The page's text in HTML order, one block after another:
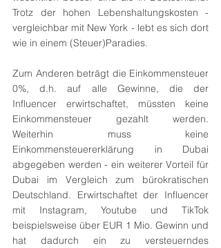
Trotz der hohen Lebenshaltungskosten -
vergleichbar mit New York - lebt es sich dort
wie in einem (Steuer)Paradies.
Zum Anderen beträgt die Einkommensteuer
0%, d.h. auf alle Gewinne, die der
Influencer erwirtschaftet, müssten keine
Einkommensteuer gezahlt werden.
Weiterhin muss keine
Einkommensteuererklärung in Dubai
abgegeben werden - ein weiterer Vorteil für
Dubai im Vergleich zum bürokratischen
Deutschland. Erwirtschaftet der Influencer
mit Instagram, Youtube und TikTok
beispielsweise über EUR 1 Mio. Gewinn und
hat dadurch ein zu versteuerndes